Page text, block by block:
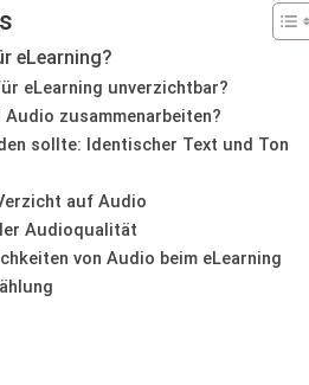
eLearning?
eLearning unverzichtbar?
Audio zusammenarbeiten?
sollte: Identischer Text und Ton
auf Audio
Audioqualität
von Audio beim eLearning